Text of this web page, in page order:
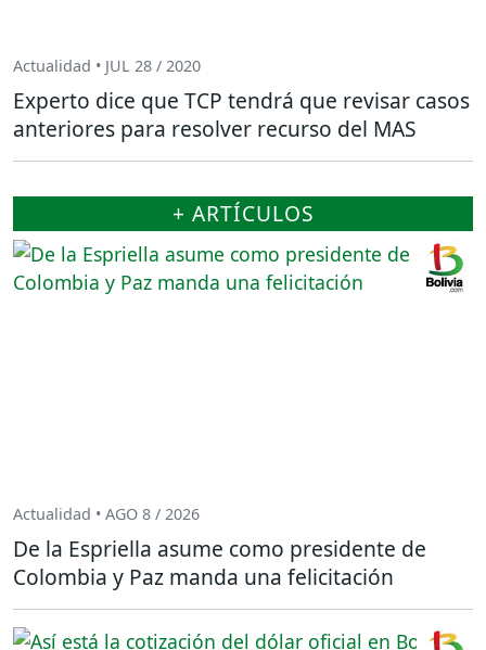
Actualidad • JUL 28 / 2020
Experto dice que TCP tendrá que revisar casos
anteriores para resolver recurso del MAS
+ ARTÍCULOS
Actualidad • AGO 8 / 2026
De la Espriella asume como presidente de
Colombia y Paz manda una felicitación